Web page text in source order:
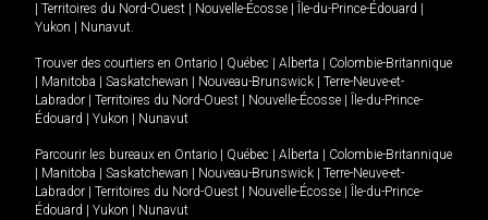
Territoires du Nord-Ouest Nouvelle-Écosse Île-du-Prince-Édouard
Yukon
Nunavut.
Trouver des courtiers en Ontario Québec Alberta
Colombie-Britannique
Manitoba Saskatchewan Nouveau-Brunswick
Terre-Neuve-et-
Labrador
Territoires du Nord-Ouest Nouvelle-Écosse
Île-du-Prince-
Édouard
Yukon Nunavut
Parcourir les bureaux en Ontario Québec Alberta
Colombie-Britannique
Manitoba Saskatchewan Nouveau-Brunswick
Terre-Neuve-et-
Labrador
Territoires du Nord-Ouest Nouvelle-Écosse
Île-du-Prince-
Édouard
Yukon Nunavut